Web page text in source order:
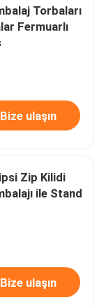
Torbaları
Fermuarlı
Bize ulaşın
Zip Kilidi
ile Stand
Bize ulaşın